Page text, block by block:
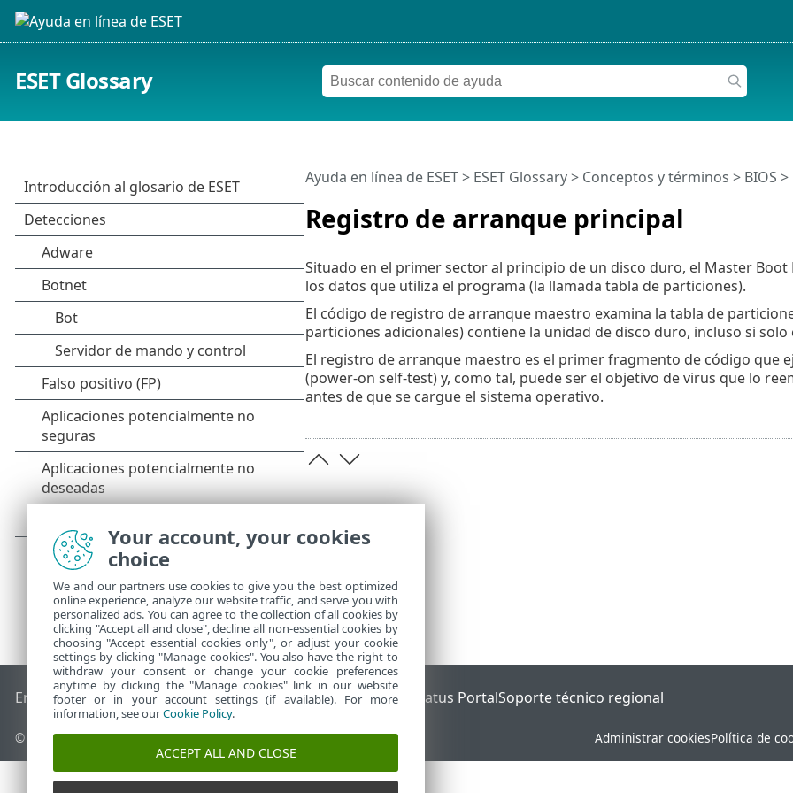
ESET Glossary
Registro de arranque principal
Ayuda en línea de ESET> ESET Glossary> Conceptos y términos > BIOS >
Situado en el primer sector al principio de un disco duro, el Master
los datos que utiliza el programa (la llamada tabla de particiones).
El código de registro de arranque maestro examina la tabla de
particiones adicionales) contiene la unidad de disco duro, incluso si
El registro de arranque maestro es el primer fragmento de código que
(power-on self-test) y, como tal, puede ser el objetivo de virus que lo
antes de que se cargue el sistema operativo.
End of Life Base de conocimiento de ESETForo de ESETESET Status PortalSoporte técnico regional
© 1992 - 2026 ESET, spol. s r.o. Todos los derechos reservados. Administrar cookiesPolítica de
Your account, your cookies
choice
We and our partners use cookies to give you the best optimized
online experience, analyze our website traffic, and serve you with
personalized ads. You can agree to the collection of all cookies by
clicking "Accept all and close", decline all non-essential cookies by
choosing "Accept essential cookies only", or adjust your cookie
settings by clicking "Manage cookies". You also have the right to
withdraw your consent or change your cookie preferences
anytime by clicking the "Manage cookies" link in our website
footer or in your account settings (if available). For more
information, see ourCookie Policy.
ACCEPT ALL AND CLOSE